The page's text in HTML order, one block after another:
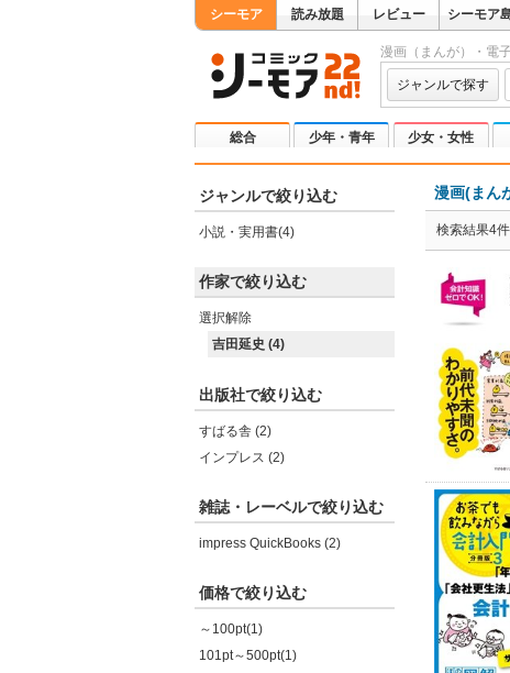
シーモア 読み放題 レビュー シーモア
漫画（まんが）・電
ジャンルで探す
総合 少年・青年 少女・女性
ジャンルで絞り込む
小説・実用書(4)
作家で絞り込む
選択解除
吉田延史 (4)
出版社で絞り込む
すばる舎 (2)
インプレス (2)
雑誌・レーベルで絞り込む
impress QuickBooks (2)
価格で絞り込む
～100pt(1)
101pt～500pt(1)
漫画(まん
検索結果4